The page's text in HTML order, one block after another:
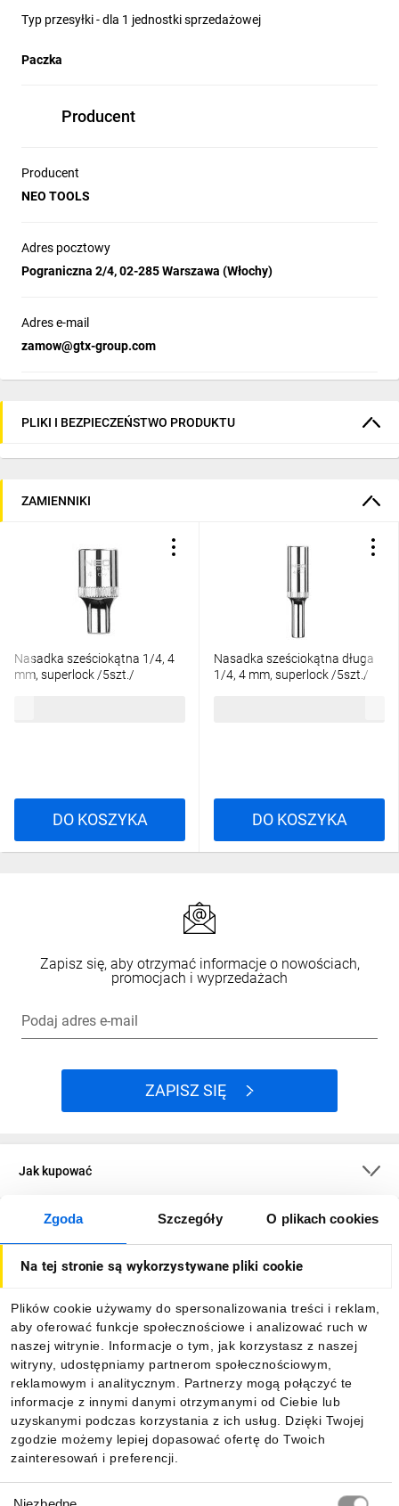
Zgoda Szczegóły O plikach cookies
Na tej stronie są wykorzystywane pliki cookie
Plików cookie używamy do spersonalizowania treści i reklam,
aby oferować funkcje społecznościowe i analizować ruch w
naszej witrynie. Informacje o tym, jak korzystasz z naszej
witryny, udostępniamy partnerom społecznościowym,
reklamowym i analitycznym. Partnerzy mogą połączyć te
informacje z innymi danymi otrzymanymi od Ciebie lub
uzyskanymi podczas korzystania z ich usług. Dzięki Twojej
zgodzie możemy lepiej dopasować ofertę do Twoich
zainteresowań i preferencji.
Typ przesyłki - dla 1 jednostki sprzedażowej
Paczka
Producent
Producent
NEO TOOLS
Adres pocztowy
Pograniczna 2/4, 02-285 Warszawa (Włochy)
Adres e-mail
zamow@gtx-group.com
PLIKI I BEZPIECZEŃSTWO PRODUKTU
ZAMIENNIKI
Nasadka sześciokątna 1/4, 4
mm, superlock /5szt./
DO KOSZYKA
Nasadka sześciokątna długa
1/4, 4 mm, superlock /5szt./
DO KOSZYKA
Zapisz się, aby otrzymać informacje o nowościach,
promocjach i wyprzedażach
Podaj adres e-mail
ZAPISZ SIĘ
Jak kupować
O firmie
Informacje
Pobierz naszą aplikację mobilną: